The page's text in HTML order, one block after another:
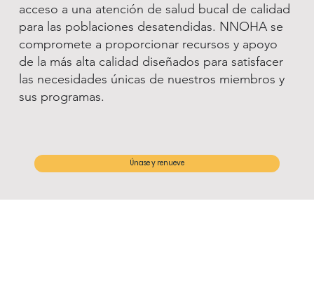
acceso a una atención de salud bucal de calidad
para las poblaciones desatendidas. NNOHA se
compromete a proporcionar recursos y apoyo
de la más alta calidad diseñados para satisfacer
las necesidades únicas de nuestros miembros y
sus programas.
Únase y renueve